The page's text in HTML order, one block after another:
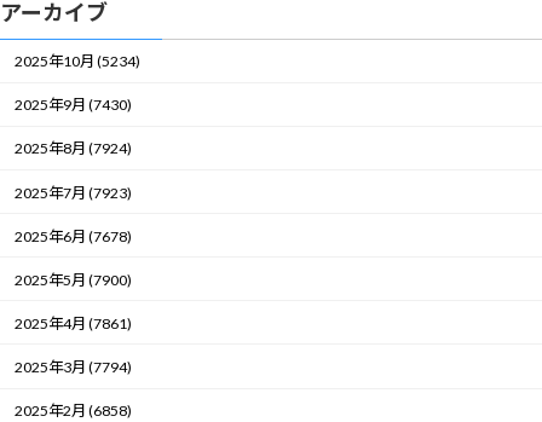
アーカイブ
2025年10月 (5234)
2025年9月 (7430)
2025年8月 (7924)
2025年7月 (7923)
2025年6月 (7678)
2025年5月 (7900)
2025年4月 (7861)
2025年3月 (7794)
2025年2月 (6858)